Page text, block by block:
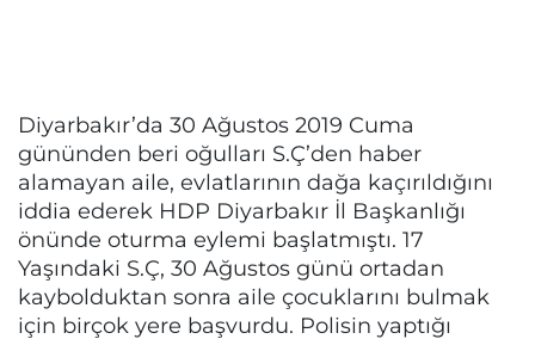
Diyarbakır’da 30 Ağustos 2019 Cuma
gününden beri oğulları S.Ç’den haber
alamayan aile, evlatlarının dağa kaçırıldığını
iddia ederek HDP Diyarbakır İl Başkanlığı
önünde oturma eylemi başlatmıştı. 17
Yaşındaki S.Ç, 30 Ağustos günü ortadan
kaybolduktan sonra aile çocuklarını bulmak
için birçok yere başvurdu. Polisin yaptığı